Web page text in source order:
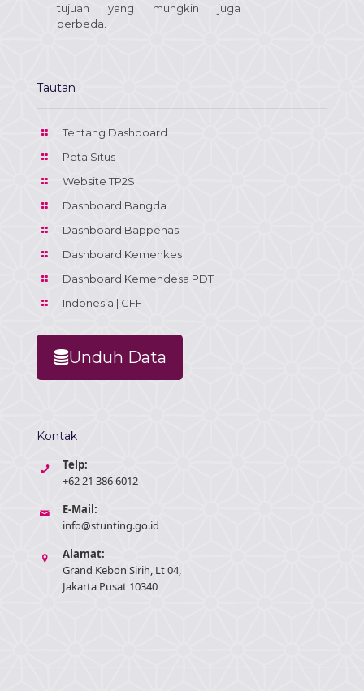
tujuan yang mungkin juga
berbeda.
Tautan
Tentang Dashboard
Peta Situs
Website TP2S
Dashboard Bangda
Dashboard Bappenas
Dashboard Kemenkes
Dashboard Kemendesa PDT
Indonesia | GFF
Unduh Data
Kontak
Telp:
+62 21 386 6012
E-Mail:
info@stunting.go.id
Alamat:
Grand Kebon Sirih, Lt 04,
Jakarta Pusat 10340